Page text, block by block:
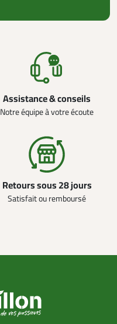
Assistance & conseils
Notre équipe à votre écoute
Retours sous 28 jours
Satisfait ou remboursé